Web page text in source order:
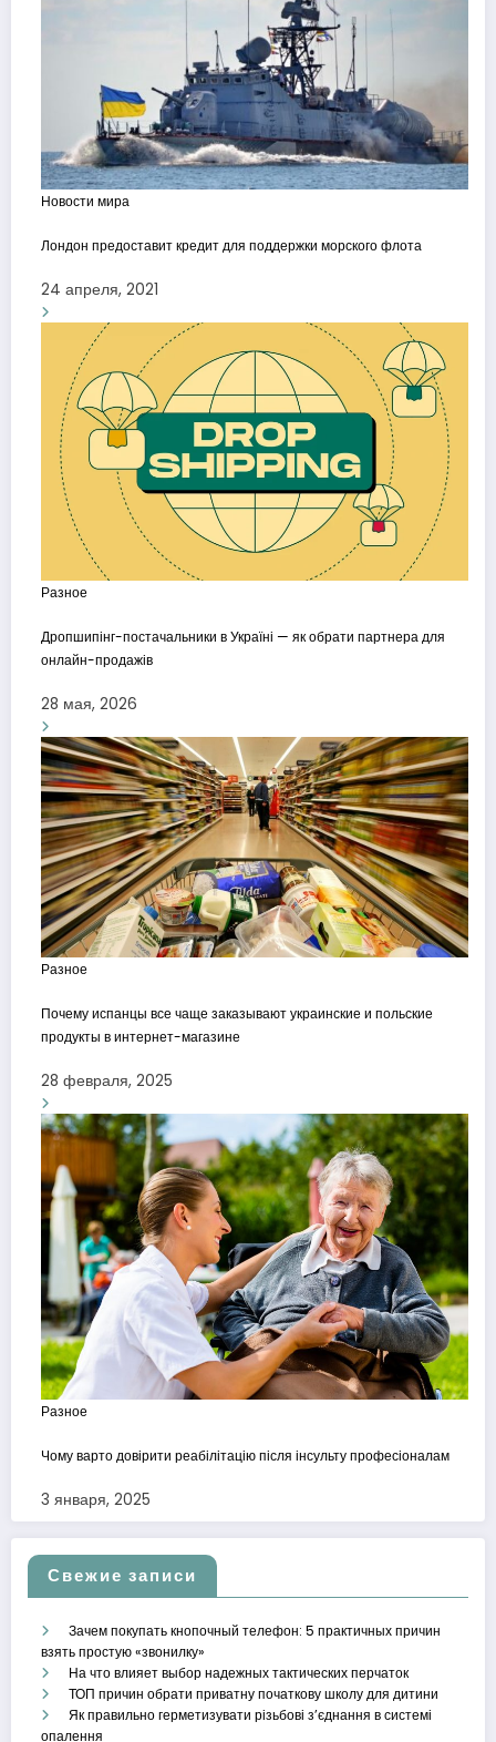
Новости мира
Лондон предоставит кредит для поддержки морского флота
24 апреля, 2021
Разное
Дропшипінг-постачальники в Україні — як обрати партнера для
онлайн-продажів
28 мая, 2026
Разное
Почему испанцы все чаще заказывают украинские и польские
продукты в интернет-магазине
28 февраля, 2025
Разное
Чому варто довірити реабілітацію після інсульту професіоналам
3 января, 2025
Свежие записи
Зачем покупать кнопочный телефон: 5 практичных причин
взять простую «звонилку»
На что влияет выбор надежных тактических перчаток
ТОП причин обрати приватну початкову школу для дитини
Як правильно герметизувати різьбові з’єднання в системі
опалення